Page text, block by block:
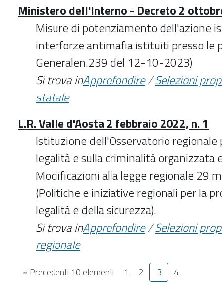
Ministero dell'Interno - Decreto 2
Misure di potenziamento dell'azione
interforze antimafia istituiti presso le
Generalen.239 del 12-10-2023)
Si trova inApprofondire/Selezioni
statale
L.R. Valle d'Aosta 2 febbraio 2022, n. 1
Istituzione dell'Osservatorio
legalità e sulla criminalità organizzata
Modificazioni alla legge regionale 29
(Politiche e iniziative regionali per la
legalità e della sicurezza).
Si trova inApprofondire/Selezioni
regionale
« Precedenti 10 elementi 1 2 3 4